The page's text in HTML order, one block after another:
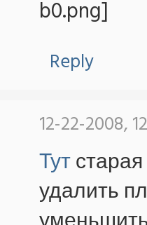
Reply
12-22-2008,
Тут
удалить